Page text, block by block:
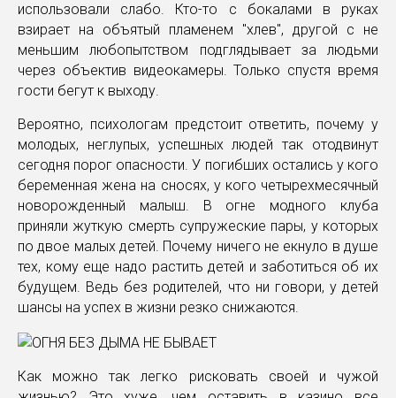
использовали слабо. Кто-то с бокалами в руках
взирает на объятый пламенем "хлев", другой с не
меньшим любопытством подглядывает за людьми
через объектив видеокамеры. Только спустя время
гости бегут к выходу.
Вероятно, психологам предстоит ответить, почему у
молодых, неглупых, успешных людей так отодвинут
сегодня порог опасности. У погибших остались у кого
беременная жена на сносях, у кого четырехмесячный
новорожденный малыш. В огне модного клуба
приняли жуткую смерть супружеские пары, у которых
по двое малых детей. Почему ничего не екнуло в душе
тех, кому еще надо растить детей и заботиться об их
будущем. Ведь без родителей, что ни говори, у детей
шансы на успех в жизни резко снижаются.
Как можно так легко рисковать своей и чужой